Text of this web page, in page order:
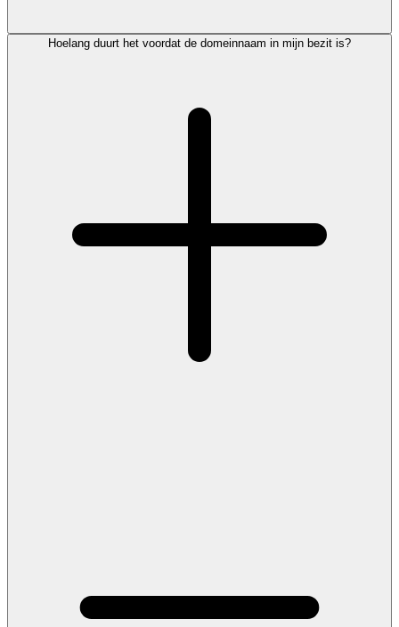
Hoelang duurt het voordat de domeinnaam in mijn bezit is?